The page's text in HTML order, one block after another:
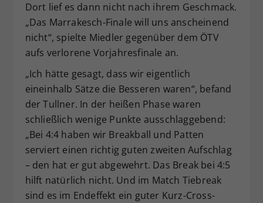
Dort lief es dann nicht nach ihrem Geschmack.
„Das Marrakesch-Finale will uns anscheinend
nicht“, spielte Miedler gegenüber dem ÖTV
aufs verlorene Vorjahresfinale an.
„Ich hätte gesagt, dass wir eigentlich
eineinhalb Sätze die Besseren waren“, befand
der Tullner. In der heißen Phase waren
schließlich wenige Punkte ausschlaggebend:
„Bei 4:4 haben wir Breakball und Patten
serviert einen richtig guten zweiten Aufschlag
– den hat er gut abgewehrt. Das Break bei 4:5
hilft natürlich nicht. Und im Match Tiebreak
sind es im Endeffekt ein guter Kurz-Cross-